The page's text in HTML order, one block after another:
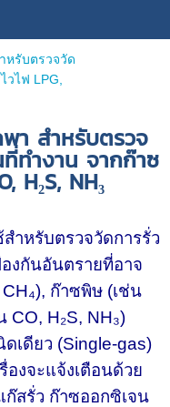
หรับตรวจวัด
ไฟ LPG,
า สำหรับตรวจ
ทำงาน จากก๊าซ
H₂S, NH₃
ำหรับตรวจวัดการรั่ว
งกันอันตรายที่อาจ
ก๊าซพิษ (เช่น
CO, H₂S, NH₃)
เดียว (Single-gas)
งจะแจ้งเตือนด้วย
ก๊สรั่ว ก๊าซออกซิเจน